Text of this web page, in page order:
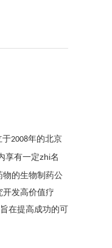
于2008年的北京
享有一定zhi名
物的生物制药公
发高价值疗
在提高成功的可